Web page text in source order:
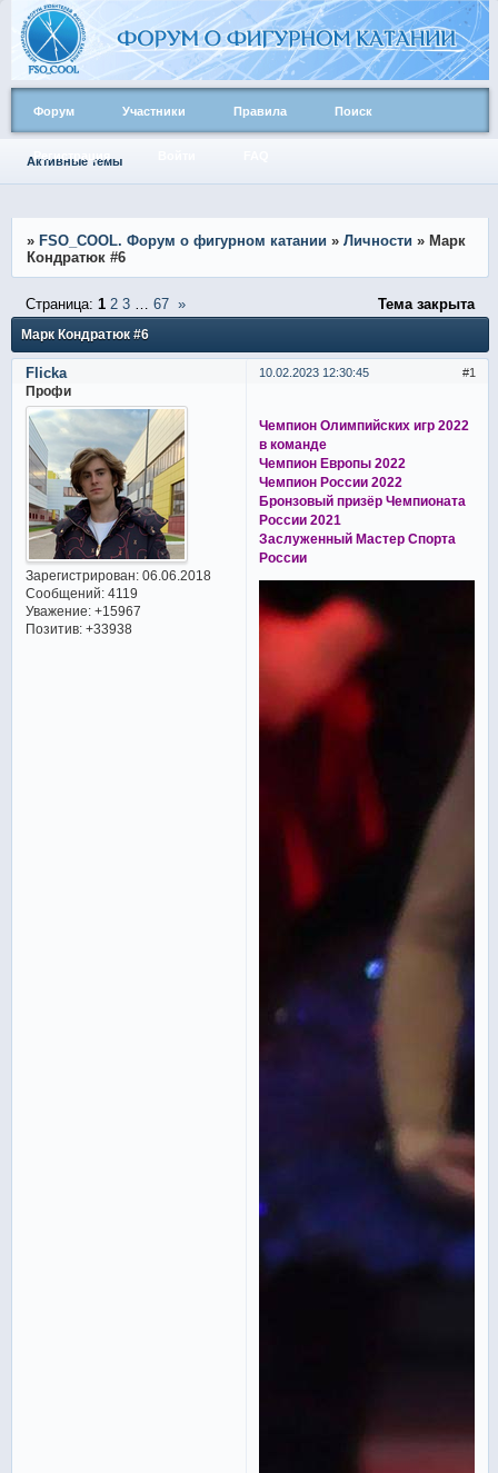
Форум Участники Правила Поиск
Активные темы
» FSO_COOL. Форум о фигурном катании » Личности » Марк
Кондратюк #6
Марк Кондратюк #6
Страница: 1 2 3 67 » Тема закрыта
1
10.02.2023 12:30:45
Flicka
Профи
Зарегистрирован: 06.06.2018
Сообщений:4119
Уважение: +15967
Позитив: +33938
Чемпион Олимпийских игр 2022
в команде
Чемпион Европы 2022
Чемпион России 2022
Бронзовый призёр Чемпионата
России 2021
Заслуженный Мастер Спорта
России